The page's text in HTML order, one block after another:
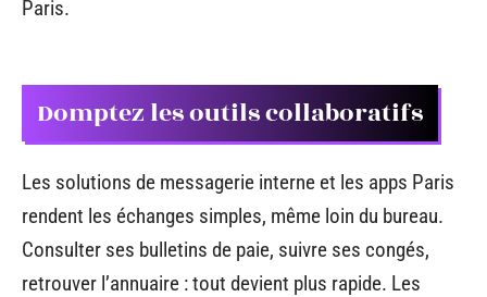
Paris.
Domptez les outils collaboratifs
Les solutions de messagerie interne et les apps Paris
rendent les échanges simples, même loin du bureau.
Consulter ses bulletins de paie, suivre ses congés,
retrouver l’annuaire : tout devient plus rapide. Les